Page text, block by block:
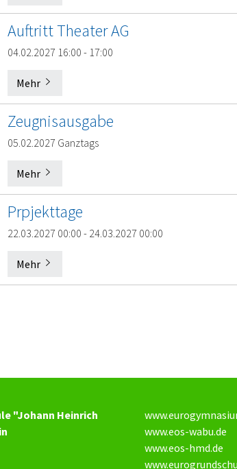
Auftritt Theater AG
04.02.2027 16:00 - 17:00
Mehr
Zeugnisausgabe
05.02.2027 Ganztags
Mehr
Prpjekttage
22.03.2027 00:00 - 24.03.2027 00:00
Mehr
"Johann Heinrich
www.eos-wabu.de
www.eos-hmd.de